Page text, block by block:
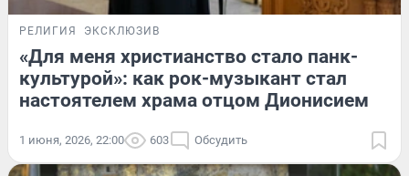
РЕЛИГИЯ ЭКСКЛЮЗИВ
«Для меня христианство стало панк-
культурой»: как рок-музыкант стал
настоятелем храма отцом Дионисием
1 июня, 2026, 22:00 603 Обсудить